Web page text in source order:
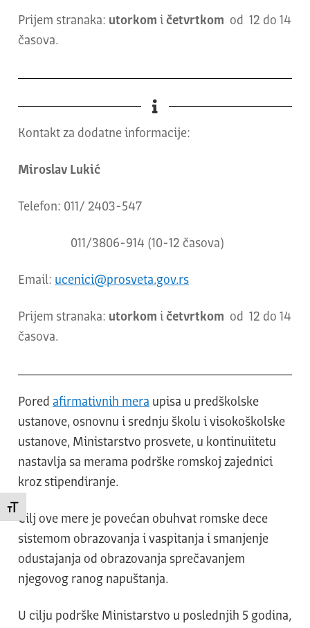
Promeni veličinu slova
Prijem stranaka: utorkom i četvrtkom od 12 do 14
časova.
Kontakt za dodatne informacije:
Miroslav Lukić
Telefon: 011/ 2403-547
011/3806-914 (10-12 časova)
Email: ucenici@prosveta.gov.rs
Prijem stranaka: utorkom i četvrtkom od 12 do 14
časova.
Pored afirmativnih mera upisa u predškolske
ustanove, osnovnu i srednju školu i visokoškolske
ustanove, Ministarstvo prosvete, u kontinuiitetu
nastavlja sa merama podrške romskoj zajednici
kroz stipendiranje.
Cilj ove mere je povećan obuhvat romske dece
sistemom obrazovanja i vaspitanja i smanjenje
odustajanja od obrazovanja sprečavanjem
njegovog ranog napuštanja.
U cilju podrške Ministarstvo u poslednjih 5 godina,